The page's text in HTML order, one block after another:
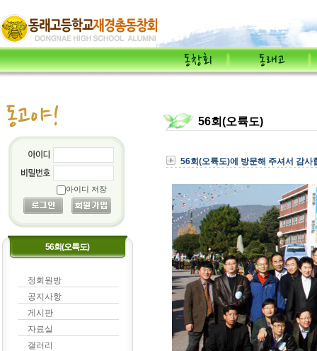
아이디 저장
56회(오륙도)
정회원방
공지사항
게시판
자료실
갤러리
56회(오륙도)
56회(오륙도)에 방문해 주셔서 감사